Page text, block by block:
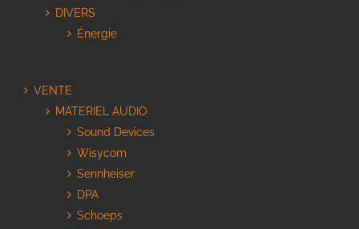
DIVERS
Énergie
VENTE
MATERIEL AUDIO
Sound Devices
Wisycom
Sennheiser
DPA
Schoeps